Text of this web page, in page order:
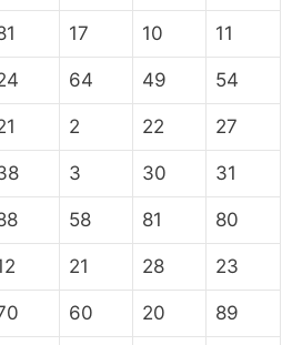
17 10 11
64 49 54
2 22 27
3 30 31
58 81 80
21 28 23
60 20 89